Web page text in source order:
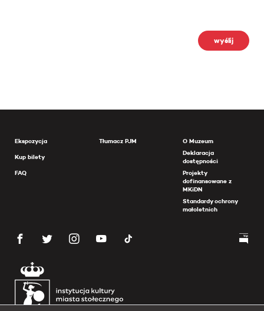
wyślij
Ekspozycja
Kup bilety
FAQ
Tłumacz PJM
O Muzeum
Deklaracja
dostępności
Projekty
dofinansowane z
MKiDN
Standardy ochrony
małoletnich